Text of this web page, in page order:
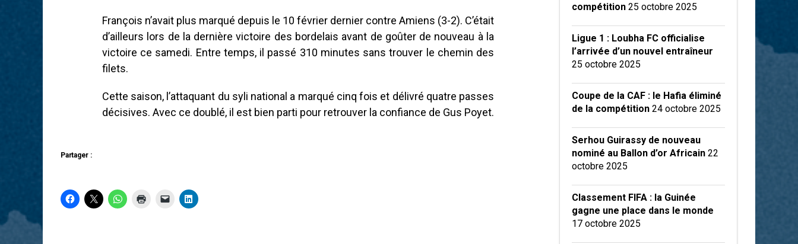
François n’avait plus marqué depuis le 10 février dernier contre Amiens (3-2). C’était
d’ailleurs lors de la dernière victoire des bordelais avant de goûter de nouveau à la
victoire ce samedi. Entre temps, il passé 310 minutes sans trouver le chemin des
filets.
Cette saison, l’attaquant du syli national a marqué cinq fois et délivré quatre passes
décisives. Avec ce doublé, il est bien parti pour retrouver la confiance de Gus Poyet.
Partager :
compétition 25 octobre 2025
Ligue 1 : Loubha FC officialise
l’arrivée d’un nouvel entraîneur
25 octobre 2025
Coupe de la CAF : le Hafia éliminé
de la compétition 24 octobre 2025
Serhou Guirassy de nouveau
nominé au Ballon d’or Africain 22
octobre 2025
Classement FIFA : la Guinée
gagne une place dans le monde
17 octobre 2025